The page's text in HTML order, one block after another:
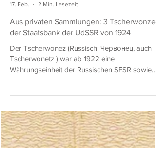
17. Feb.
2 Min. Lesezeit
der Staatsbank der UdSSR von 1924
Der Tscherwonez (Russisch: Червонец, auch
eingeführt, um nach dem Bürgerkrieg eine
stabile, goldgedeckte Währung zu schaffen und
die Hyperinflation zu bekämpfen. Es wurden
sowohl Goldmünzen als auch Geldscheine